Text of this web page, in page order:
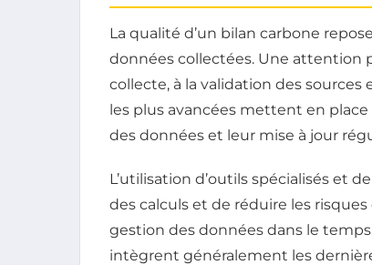
La qualité d’un bilan carbone
données collectées. Une attention
collecte, à la validation des
les plus avancées mettent en
des données et leur mise à jour
L’utilisation d’outils spécialisés et
des calculs et de réduire les
gestion des données dans le
intègrent généralement les